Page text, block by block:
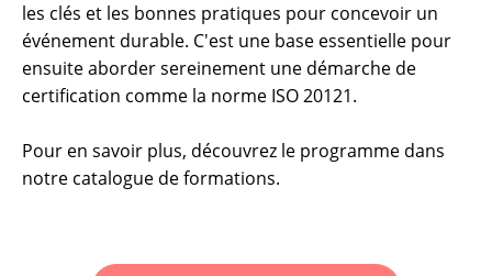
les clés et les bonnes pratiques pour concevoir un
événement durable. C'est une base essentielle pour
ensuite aborder sereinement une démarche de
certification comme la norme ISO 20121.
Pour en savoir plus, découvrez le programme dans
notre catalogue de formations.